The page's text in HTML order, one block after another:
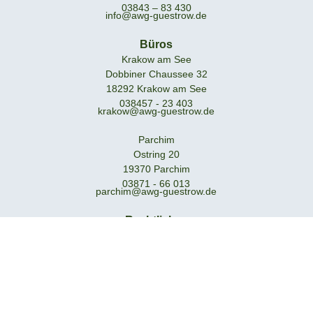
03843 – 83 430
info@awg-guestrow.de
Büros
Krakow am See
Dobbiner Chaussee 32
18292 Krakow am See
038457 - 23 403
krakow@awg-guestrow.de
Parchim
Ostring 20
19370 Parchim
03871 - 66 013
parchim@awg-guestrow.de
Rechtliches